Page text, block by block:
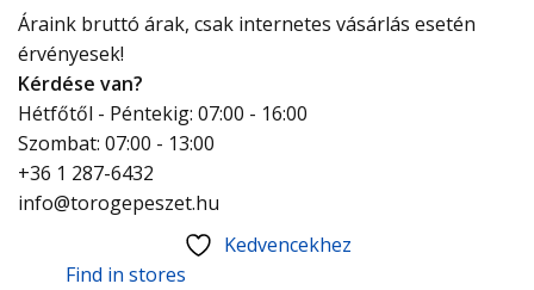
Áraink bruttó árak, csak internetes vásárlás esetén
érvényesek!
Kérdése van?
Hétfőtől - Péntekig: 07:00 - 16:00
Szombat: 07:00 - 13:00
+36 1 287-6432
info@torogepeszet.hu
Kedvencekhez
Find in stores